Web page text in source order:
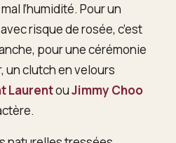
l’humidité. Pour un
risque de rosée, c’est
pour une cérémonie
un clutch en velours
LaurentouJimmy Choo